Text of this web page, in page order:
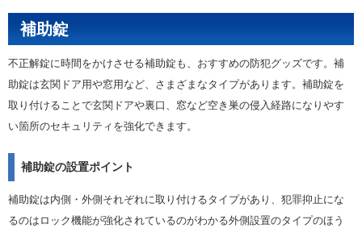
補助錠
不正解錠に時間をかけさせる補助錠も、おすすめの防犯グッズです。補
助錠は玄関ドア用や窓用など、さまざまなタイプがあります。補助錠を
取り付けることで玄関ドアや裏口、窓など空き巣の侵入経路になりやす
い箇所のセキュリティを強化できます。
補助錠の設置ポイント
補助錠は内側・外側それぞれに取り付けるタイプがあり、犯罪抑止にな
るのはロック機能が強化されているのがわかる外側設置のタイプのほう